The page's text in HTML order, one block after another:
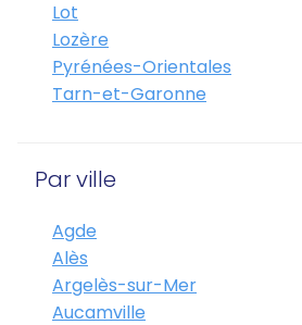
Lot
Lozère
Pyrénées-Orientales
Tarn-et-Garonne
Par ville
Agde
Alès
Argelès-sur-Mer
Aucamville